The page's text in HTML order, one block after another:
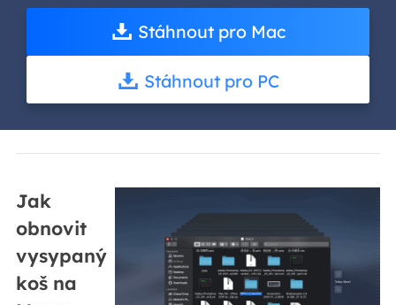
Stáhnout pro Mac
Stáhnout pro PC
Jak
obnovit
vysypaný
koš na